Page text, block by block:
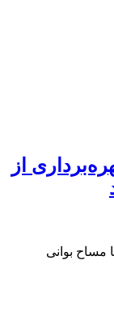
از
مساح بوانی